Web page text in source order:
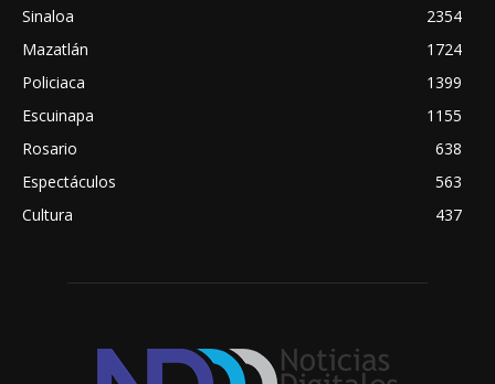
Sinaloa
2354
Mazatlán
1724
Policiaca
1399
Escuinapa
1155
Rosario
638
Espectáculos
563
Cultura
437